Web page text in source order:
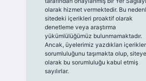
olarak hizmet vermektedir. Bu
sitedeki içerikleri proaktif olarak
denetleme veya araştırma
yükümlülüğümüz bulunmamaktadır.
Ancak, üyelerimiz yazdıkları
sorumluluğunu taşımakta olup,
olarak bu sorumluluğu kabul etmiş
sayılırlar.